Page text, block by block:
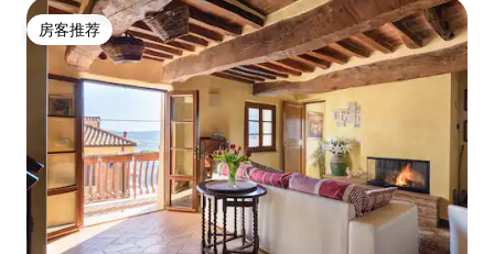
房客推荐
房客推荐